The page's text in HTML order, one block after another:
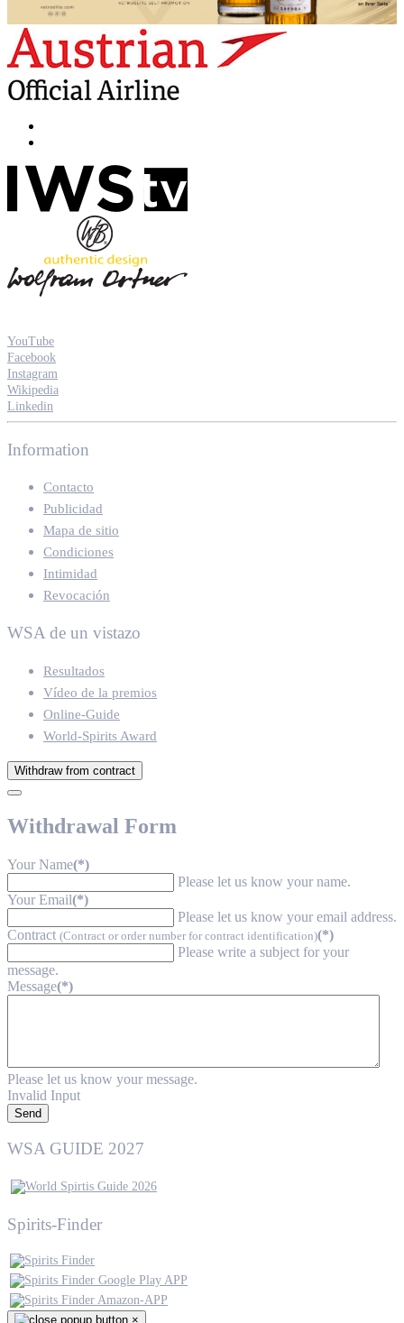
YouTube
Facebook
Instagram
Wikipedia
Linkedin
Information
Contacto
Publicidad
Mapa de sitio
Condiciones
Intimidad
Revocación
WSA de un vistazo
Resultados
Vídeo de la premios
Online-Guide
World-Spirits Award
Withdraw from contract
Withdrawal Form
Your Name(*)
Please let us know your name.
Your Email(*)
Please let us know your email address.
Contract (Contract or order number for contract identification)(*)
Please write a subject for your
message.
Message(*)
Please let us know your message.
Invalid Input
Send
WSA GUIDE 2027
Spirits-Finder
×